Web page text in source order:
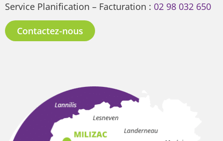
Service Planification – Facturation : 02 98 032 650
Contactez-nous